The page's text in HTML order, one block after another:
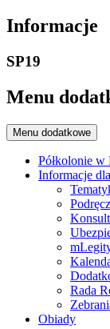
Informacje
SP19
Menu
Menu dodatkowe
Półkolonie w
Informacje
Rada
Obiady